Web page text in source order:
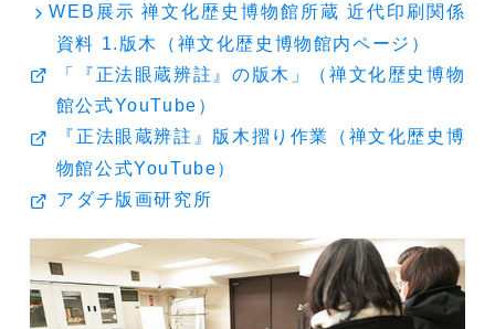
WEB展示 禅文化歴史博物館所蔵 近代印刷関係
資料 1.版木（禅文化歴史博物館内ページ）
「『正法眼蔵辨註』の版木」（禅文化歴史博物
館公式YouTube）
『正法眼蔵辨註』版木摺り作業（禅文化歴史博
物館公式YouTube）
アダチ版画研究所